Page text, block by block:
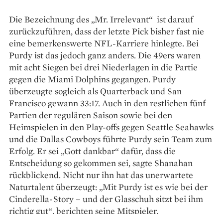
Die Bezeichnung des „Mr. Irrelevant“ ist darauf
zurückzuführen, dass der letzte Pick bisher fast nie
eine bemerkenswerte NFL-Karriere hinlegte. Bei
Purdy ist das jedoch ganz anders. Die 49ers waren
mit acht Siegen bei drei Niederlagen in die Partie
gegen die Miami Dolphins gegangen. Purdy
überzeugte sogleich als Quarterback und San
Francisco gewann 33:17. Auch in den restlichen fünf
Partien der regulären Saison sowie bei den
Heimspielen in den Play-offs gegen Seattle Seahawks
und die Dallas Cowboys führte Purdy sein Team zum
Erfolg. Er sei „Gott dankbar“ dafür, dass die
Entscheidung so gekommen sei, sagte Shanahan
rückblickend. Nicht nur ihn hat das unerwartete
Naturtalent überzeugt: „Mit Purdy ist es wie bei der
Cinderella-Story – und der Glasschuh sitzt bei ihm
richtig gut“, berichten seine Mitspieler.